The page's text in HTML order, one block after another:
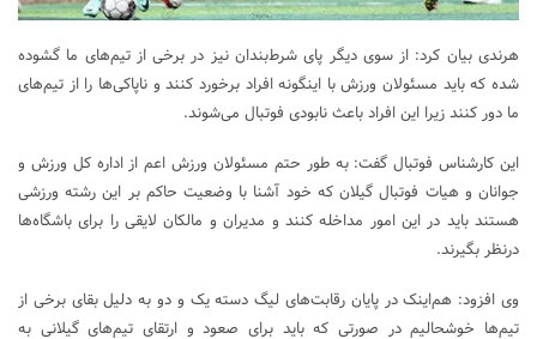
هرندی بیان کرد: از سوی دیگر پای شرط‌بندان نیز در برخی از تیم‌های ما گشوده
شده که باید مسئولان ورزش با اینگونه افراد برخورد کنند و ناپاکی‌ها را از تیم‌های
ما دور کنند زیرا این افراد باعث نابودی فوتبال می‌شوند.
این کارشناس فوتبال گفت: به طور حتم مسئولان ورزش اعم از اداره کل ورزش و
جوانان و هیات فوتبال گیلان که خود آشنا با وضعیت حاکم بر این رشته ورزشی
هستند باید در این امور مداخله کنند و مدیران و مالکان لایقی را برای باشگاه‌ها
درنظر بگیرند.
وی افزود: هم‌اینک در پایان رقابت‌های لیگ دسته یک و دو به دلیل بقای برخی از
تیم‌ها خوشحالیم در صورتی که باید برای صعود و ارتقای تیم‌های گیلانی به